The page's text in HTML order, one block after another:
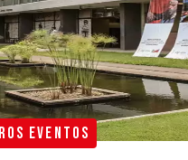
EVENTOS